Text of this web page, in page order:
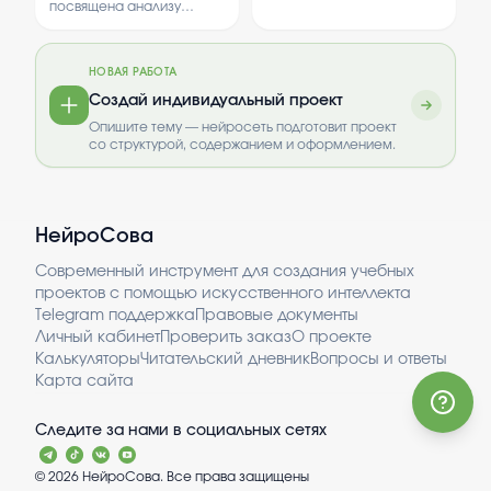
для понимания
уникальности и
значимости армянского
народа в мировой
истории и культуре.
время отдыха План
времени. Различия
сокращенного и
неполного времени.
Сверхурочные
посвящена анализу
рабочего времени,
особенности
сокращенного и
неполного времени, а
также порядок и условия
сверхурочной работы.
НОВАЯ РАБОТА
Создай индивидуальный проект
Опишите тему — нейросеть подготовит проект
со структурой, содержанием и оформлением.
НейроСова
Современный инструмент для создания учебных
проектов с помощью искусственного интеллекта
Telegram поддержка Правовые документы
Личный кабинетПроверить заказО проекте
КалькуляторыЧитательский дневникВопросы и ответы
Карта сайта
Следите за нами в социальных сетях
© 2026 НейроСова. Все права защищены